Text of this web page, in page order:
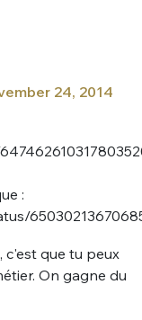
24, 2014
:
c'est que tu peux
On gagne du